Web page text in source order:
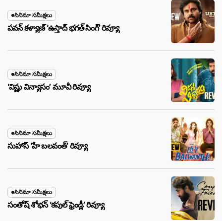
సినిమా సమీక్షలు
పవన్ కళ్యాణ్ ‘ఉస్తాద్ భ‌గ‌త్ సింగ్’ రివ్యూ
సినిమా సమీక్షలు
‘విష్ణు విన్యాసం’ మూవీ రివ్యూ
సినిమా సమీక్షలు
సుహాస్ ‘హే బలవంత్’ రివ్యూ
సినిమా సమీక్షలు
సంతోష్ శోభన్ ‘కపుల్ ఫ్రెండ్లీ’ రివ్యూ